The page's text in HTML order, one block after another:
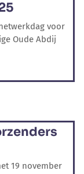
voor
Oude Abdij
19 november